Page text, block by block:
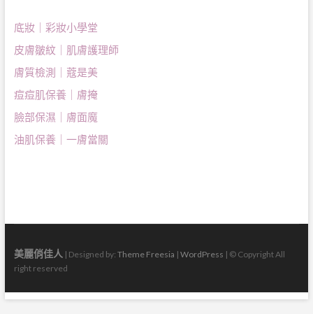
底妝｜彩妝小學堂
皮膚皺紋｜肌膚護理師
膚質檢測｜蔻是美
痘痘肌保養｜膚掩
臉部保濕｜膚面魔
油肌保養｜一膚當關
美麗俏佳人| Designed by: Theme Freesia | WordPress | © Copyright All
right reserved